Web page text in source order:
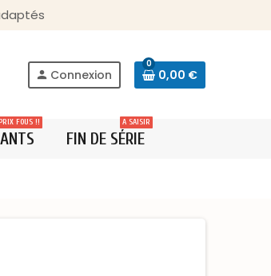
person Connexion
0
0,00 €
FOUS !!
FIN DE SÉRIE
A SAISIR